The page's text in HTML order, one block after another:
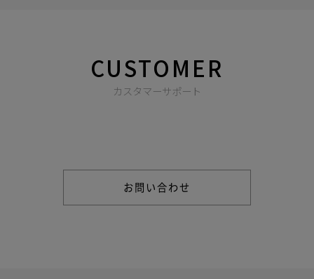
CUSTOMER
カスタマーサポート
お問い合わせ